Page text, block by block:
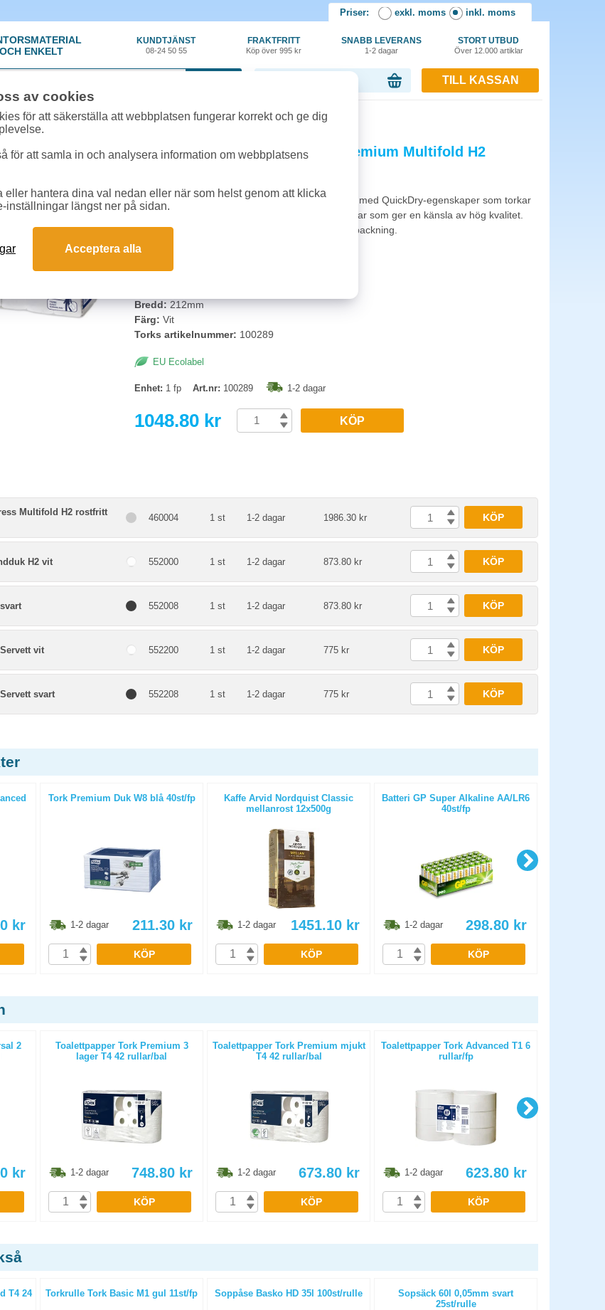
Priser: exkl. moms inkl. moms
ENKELT
KUNDTJÄNST
08-24 50 55
FRAKTFRITT
Köp över 995 kr
SNABB LEVERANS
1-2 dagar
STORT UTBUD
Över 12.000 artiklar
TILL KASSAN
» Pappershandduk Tork Xpress Premium Multifold H2 255mm 3150st/fp
Pappershandduk Tork Xpress Premium Multifold H2
Mjuka multifolded (kedjevikta) pappershanddukar med QuickDry-egenskaper som torkar
händerna snabbt och grundligt. Premiumhanddukar som ger en känsla av hög kvalitet.
Dispenserar en handduk i taget. 3150 ark per förpackning.
Lager:2
Bredd:212mm
Färg: Vit
Torks artikelnummer: 100289
EU Ecolabel
Enhet: 1 fp Art.nr: 100289 1-2 dagar
1048.80 kr KÖP
Multifold H2 rostfritt
460004 1 st 1-2 dagar 1986.30 kr KÖP
H2 vit 552000 1 st 1-2 dagar 873.80 kr KÖP
552008 1 st 1-2 dagar 873.80 kr KÖP
vit 552200 1 st 1-2 dagar 775 kr KÖP
svart 552208 1 st 1-2 dagar 775 kr KÖP
kr
Tork Premium Duk W8 blå 40st/fp
1-2 dagar 211.30 kr
KÖP
Kaffe Arvid Nordquist Classic
mellanrost 12x500g
1-2 dagar 1451.10 kr
KÖP
Batteri GP Super Alkaline AA/LR6
40st/fp
1-2 dagar 298.80 kr
KÖP
2
kr
Toalettpapper Tork Premium 3
lager T4 42 rullar/bal
1-2 dagar 748.80 kr
KÖP
Toalettpapper Tork Premium mjukt
T4 42 rullar/bal
1-2 dagar 673.80 kr
KÖP
Toalettpapper Tork Advanced T1 6
rullar/fp
1-2 dagar 623.80 kr
KÖP
T4 24
Torkrulle Tork Basic M1 gul 11st/fp Soppåse Basko HD 35l 100st/rulle
Sopsäck 60l 0,05mm svart
25st/rulle
av cookies
för att säkerställa att webbplatsen fungerar korrekt och ge dig
för att samla in och analysera information om webbplatsens
eller hantera dina val nedan eller när som helst genom att klicka
inställningar längst ner på sidan.
Acceptera alla